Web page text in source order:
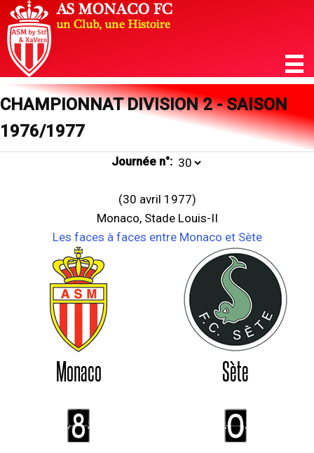
CHAMPIONNAT DIVISION 2 - SAISON
1976/1977
Journée n°:
(30 avril 1977)
Monaco, Stade Louis-II
Les faces à faces entre Monaco et Sète
Monaco Sète
8 0